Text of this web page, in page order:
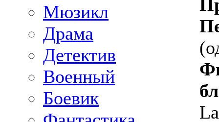
Мюзикл
Драма
Детектив
Военный
Боевик